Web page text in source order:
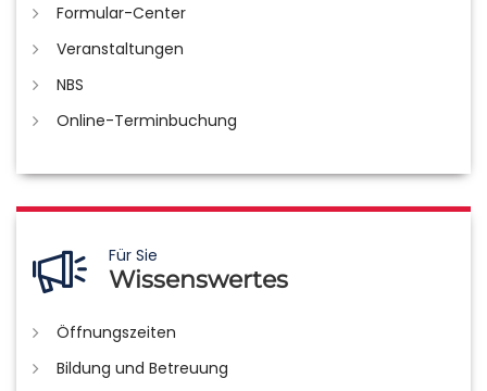
Formular-Center
Veranstaltungen
NBS
Online-Terminbuchung
Für Sie
Wissenswertes
Öffnungszeiten
Bildung und Betreuung